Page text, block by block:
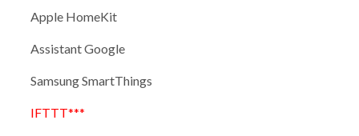
Apple HomeKit
Assistant Google
Samsung SmartThings
IFTTT***